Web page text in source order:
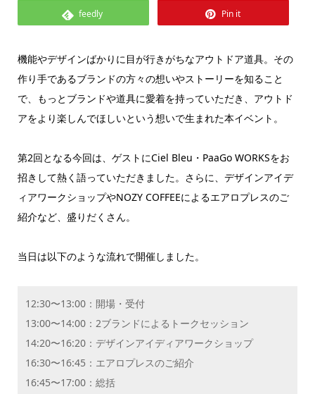
feedly Pin it
機能やデザインばかりに目が行きがちなアウトドア道具。その
作り手であるブランドの方々の想いやストーリーを知ること
で、もっとブランドや道具に愛着を持っていただき、アウトド
アをより楽しんでほしいという想いで生まれた本イベント。
第2回となる今回は、ゲストにCiel Bleu・PaaGo WORKSをお
招きして熱く語っていただきました。さらに、デザインアイデ
ィアワークショップやNOZY COFFEEによるエアロプレスのご
紹介など、盛りだくさん。
当日は以下のような流れで開催しました。
12:30〜13:00：開場・受付
13:00〜14:00：2ブランドによるトークセッション
14:20〜16:20：デザインアイディアワークショップ
16:30〜16:45：エアロプレスのご紹介
16:45〜17:00：総括